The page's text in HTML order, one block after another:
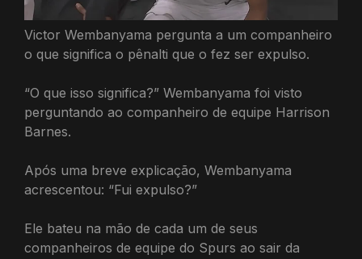
Victor Wembanyama pergunta a um companheiro
o que significa o pênalti que o fez ser expulso.
“O que isso significa?” Wembanyama foi visto
perguntando ao companheiro de equipe Harrison
Barnes.
Após uma breve explicação, Wembanyama
acrescentou: “Fui expulso?”
Ele bateu na mão de cada um de seus
companheiros de equipe do Spurs ao sair da